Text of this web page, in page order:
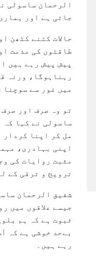
الرحمان ساسولی
جاتی ہے اور
حالات کتنے کٹھن
طاقتوں کی مذمت
پیش پیش رہے ہیں
رہناہوگا، ورنہ
میں غور سے
تو وہ صرف اور
ساسولی نے کہا کہ
مل کر اپنا
اپنی بہادری،
مثبت روایات کی
ترویج و ترقی کے
شفیق الرحمان
جیسے علاقوں میں
ثبوت ہے کہ ہم
بےحد خوشی ہے کہ
رہے ہیں۔